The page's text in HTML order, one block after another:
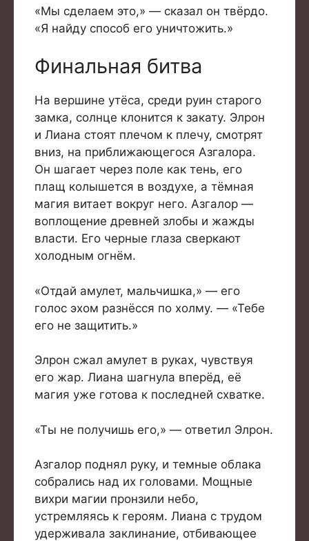
«Мы сделаем это,» — сказал он твёрдо.
«Я найду способ его уничтожить.»
Финальная битва
На вершине утёса, среди руин старого
замка, солнце клонится к закату. Элрон
и Лиана стоят плечом к плечу, смотрят
вниз, на приближающегося Азгалора.
Он шагает через поле как тень, его
плащ колышется в воздухе, а тёмная
магия витает вокруг него. Азгалор —
воплощение древней злобы и жажды
власти. Его черные глаза сверкают
холодным огнём.
«Отдай амулет, мальчишка,» — его
голос эхом разнёсся по холму. — «Тебе
его не защитить.»
Элрон сжал амулет в руках, чувствуя
его жар. Лиана шагнула вперёд, её
магия уже готова к последней схватке.
«Ты не получишь его,» — ответил Элрон.
Азгалор поднял руку, и темные облака
собрались над их головами. Мощные
вихри магии пронзили небо,
устремляясь к героям. Лиана с трудом
удерживала заклинание, отбивающее